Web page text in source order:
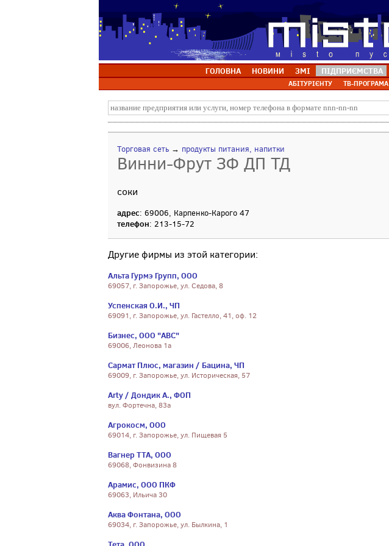
ГОЛОВНА НОВИНИ ЗМІ ПІДПРИЄМСТВА
АБІТУРІЄНТУ ТВ-ПРОГРАМА
Торговая сеть → продукты питания, напитки
Винни-Фрут ЗФ ДП ТД
соки
адрес: 69006, Карпенко-Карого 47
телефон: 213-15-72
Другие фирмы из этой категории:
Альта Гурмэ Групп, ООО
69057, г. Запорожье, ул. Седова, 8
Успенская О.И., ЧП
69091, г. Запорожье, ул. Гастелло, 41, оф. 12
Бизнес, ООО "АВС"
69006, Леонова 1а
Сармат Плюс, магазин / Бацина, ЧП
69009, г. Запорожье, ул. Историческая, 57
Arty / Дондик А., ФОП
вул. Фортечна, 83а
Агрокосм, ООО
69014, г. Запорожье, ул. Пищевая 5
Вагнер ТТА, ООО
69068, Фонвизина 8
Арамис, ООО ПКФ
69063, Ильича 30
Аква Фонтана, ООО
69034, г. Запорожье, ул. Былкина, 1